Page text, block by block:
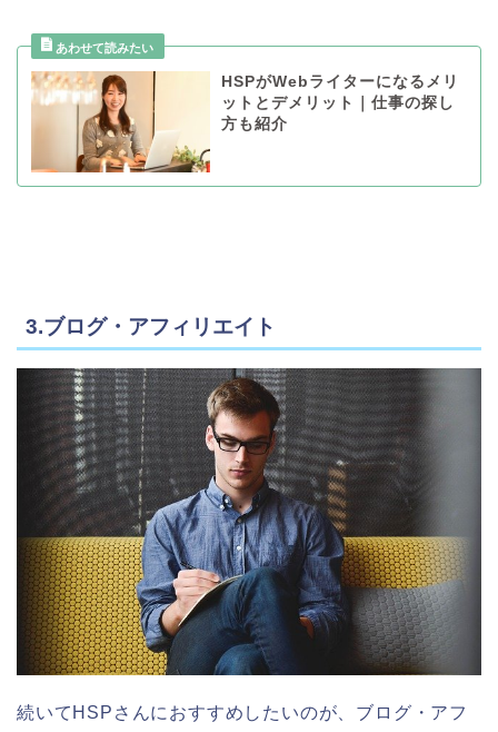
HSPがWebライターになるメリ
ットとデメリット｜仕事の探し
方も紹介
3.ブログ・アフィリエイト
続いてHSPさんにおすすめしたいのが、ブログ・アフ